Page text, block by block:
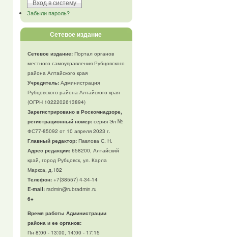
Забыли пароль?
Сетевое издание
Сетевое издание:Портал органов
местного самоуправления Рубцовского
района Алтайского края
Учредитель:Администрация
Рубцовского района Алтайского края
(ОГРН 1022202613894)
Зарегистрировано в Роскомнадзоре,
регистрационный номер:серия Эл №
ФС77-85092 от 10 апреля 2023 г.
Главный редактор:Павлова С. Н.
Адрес редакции:658200, Алтайский
край, город Рубцовск, ул. Карла
Маркса, д.182
Телефон:+7(38557) 4-34-14
E-mail:radmin@rubradmin.ru
6+
Время работы Администрации
района и ее органов:
Пн 8:00 - 13:00, 14:00 - 17:15